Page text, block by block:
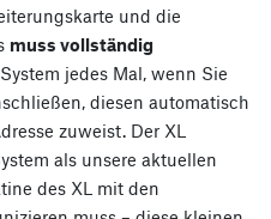
und die
muss vollständig
jedes Mal, wenn Sie
diesen automatisch
zuweist. Der XL
als unsere aktuellen
des XL mit den